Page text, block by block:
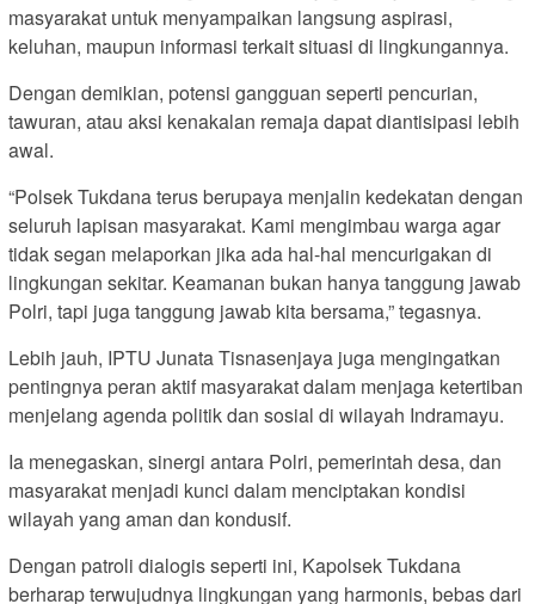
masyarakat untuk menyampaikan langsung aspirasi,
keluhan, maupun informasi terkait situasi di lingkungannya.
Dengan demikian, potensi gangguan seperti pencurian,
tawuran, atau aksi kenakalan remaja dapat diantisipasi lebih
awal.
“Polsek Tukdana terus berupaya menjalin kedekatan dengan
seluruh lapisan masyarakat. Kami mengimbau warga agar
tidak segan melaporkan jika ada hal-hal mencurigakan di
lingkungan sekitar. Keamanan bukan hanya tanggung jawab
Polri, tapi juga tanggung jawab kita bersama,” tegasnya.
Lebih jauh, IPTU Junata Tisnasenjaya juga mengingatkan
pentingnya peran aktif masyarakat dalam menjaga ketertiban
menjelang agenda politik dan sosial di wilayah Indramayu.
Ia menegaskan, sinergi antara Polri, pemerintah desa, dan
masyarakat menjadi kunci dalam menciptakan kondisi
wilayah yang aman dan kondusif.
Dengan patroli dialogis seperti ini, Kapolsek Tukdana
berharap terwujudnya lingkungan yang harmonis, bebas dari